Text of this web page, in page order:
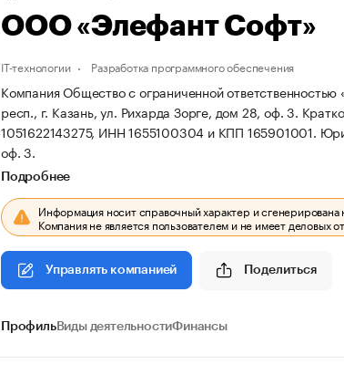
ООО «Элефант Софт»
IT-технологии Разработка программного обеспечения
Компания Общество с ограниченной
респ., г. Казань, ул. Рихарда Зорге, дом 28, оф. 3.
1051622143275, ИНН 1655100304 и КПП 165901001.
оф. 3.
Подробнее
Информация носит справочный характер и сгенерирована
Компания не является пользователем и не имеет деловых
Управлять компанией Поделиться
ПрофильВиды деятельностиФинансы